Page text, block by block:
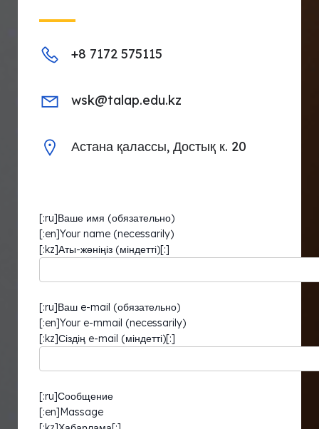
+8 7172 575115
wsk@talap.edu.kz
Астана қалассы, Достық к. 20
[:ru]Ваше имя (обязательно)
[:en]Your name (necessarily)
[:kz]Аты-жөніңіз (міндетті)[:]
[:ru]Ваш e-mail (обязательно)
[:en]Your e-mmail (necessarily)
[:kz]Сіздің e-mail (міндетті)[:]
[:ru]Сообщение
[:en]Massage